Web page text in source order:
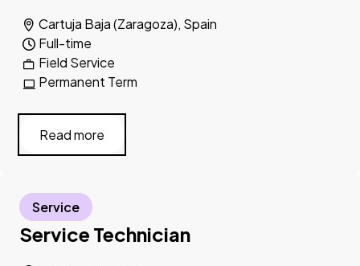
Cartuja Baja (Zaragoza), Spain
Field Service
Full-time
Permanent Term
Read more
Service Technician
Service